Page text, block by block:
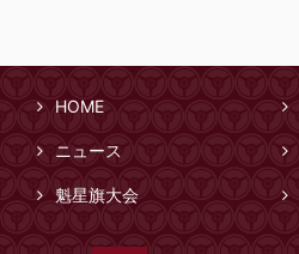
HOME
ニュース
魁星旗大会